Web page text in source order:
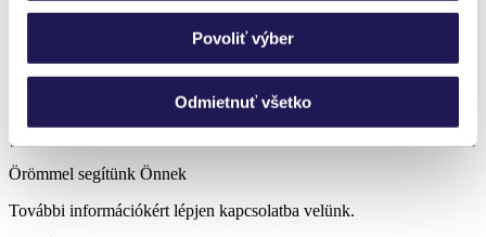
Povoliť výber
Odmietnuť všetko
Nem tud választani?
Szívesen adunk Önnek tanácsot.
Segítségre van szükségem
Örömmel segítünk Önnek
További információkért lépjen kapcsolatba velünk.